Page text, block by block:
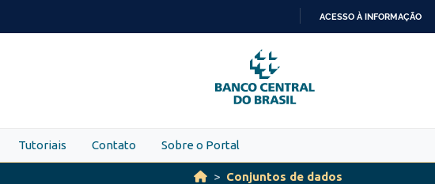
PARA
O
CONTEÚDO
ACESSO À INFORMAÇÃO
Tutoriais Contato Sobre o Portal
Conjuntos de dados